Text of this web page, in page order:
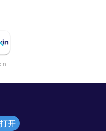
开